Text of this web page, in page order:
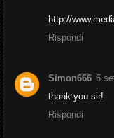
http://
Rispondi
Simon666 6
thank you sir!
Rispondi